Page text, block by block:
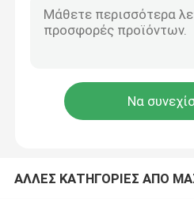
Διπλό Spectrophotometer
Διασπασμένο
ΑΛΛΕΣ ΚΑΤΗΓΟΡΙΕΣ ΑΠΟ